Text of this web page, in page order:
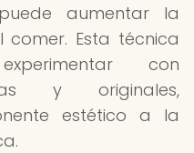
aumentar la
comer. Esta técnica
con
y originales,
estético a la